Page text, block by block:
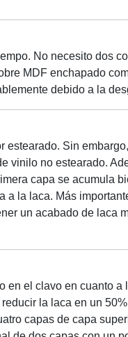
No necesito dos
MDF enchapado
debido a la
estearado. Sin
vinilo no estearado.
capa se acumula
a la laca. Más
un acabado de laca
en el clavo en cuanto a
la laca en un
capas de capa